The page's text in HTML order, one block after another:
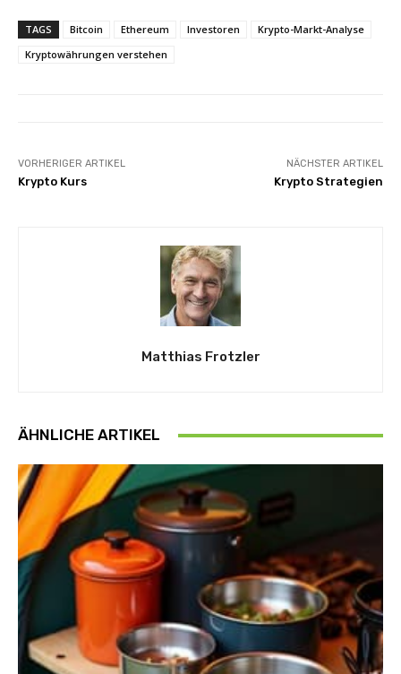
TAGS Bitcoin Ethereum Investoren
Krypto-Markt-Analyse
Kryptowährungen verstehen
VORHERIGER ARTIKEL
Krypto Kurs
NÄCHSTER ARTIKEL
Krypto Strategien
Matthias Frotzler
ÄHNLICHE ARTIKEL